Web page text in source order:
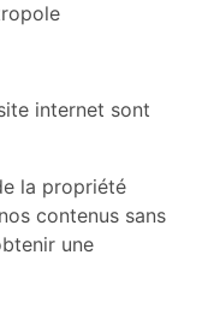
internet sont
la propriété
contenus sans
une